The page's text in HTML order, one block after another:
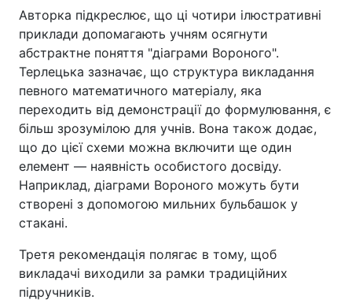
Авторка підкреслює, що ці чотири ілюстративні
приклади допомагають учням осягнути
абстрактне поняття "діаграми Вороного".
Терлецька зазначає, що структура викладання
певного математичного матеріалу, яка
переходить від демонстрації до формулювання, є
більш зрозумілою для учнів. Вона також додає,
що до цієї схеми можна включити ще один
елемент — наявність особистого досвіду.
Наприклад, діаграми Вороного можуть бути
створені з допомогою мильних бульбашок у
стакані.
Третя рекомендація полягає в тому, щоб
викладачі виходили за рамки традиційних
підручників.